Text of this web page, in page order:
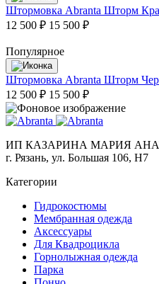
Штормовка Abranta Шторм
12 500 ₽ 15 500 ₽
Популярное
Штормовка Abranta Шторм
12 500 ₽ 15 500 ₽
ИП КАЗАРИНА МАРИЯ
г. Рязань, ул. Большая 106, Н7
Категории
Гидрокостюмы
Мембранная одежда
Аксесcуары
Для Квадроцикла
Горнолыжная одежда
Парка